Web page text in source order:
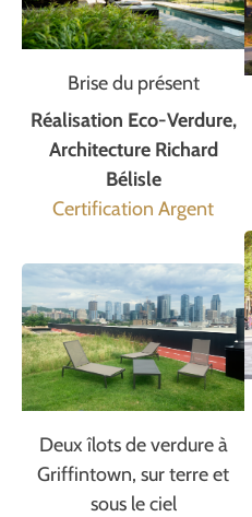
Brise du présent
Réalisation Eco-Verdure,
Architecture Richard
Bélisle
Certification Argent
Deux îlots de verdure à
Griffintown, sur terre et
sous le ciel